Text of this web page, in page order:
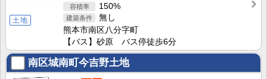
土地
150%
無し
熊本市南区八分字町
【バス】砂原 バス停徒歩6分
南区城南町今吉野土地